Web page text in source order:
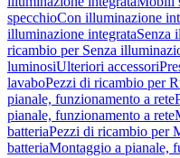
specchioCon illuminazione
illuminazione integrataSenza
ricambio per Senza
luminosiUlteriori accessori
lavaboPezzi di ricambio per
pianale, funzionamento a rete
pianale, funzionamento a rete
batteriaPezzi di ricambio per
batteriaMontaggio a pianale,